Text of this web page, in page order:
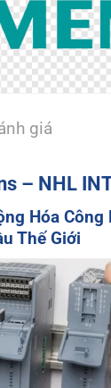
giá
– NHL
Hóa Công
Thế Giới